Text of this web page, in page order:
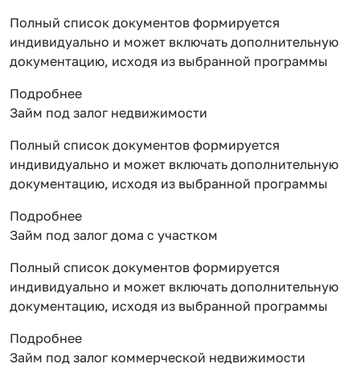
Полный список документов формируется
индивидуально и может включать дополнительную
документацию, исходя из выбранной программы
Подробнее
Займ под залог недвижимости
Полный список документов формируется
индивидуально и может включать дополнительную
документацию, исходя из выбранной программы
Подробнее
Займ под залог дома с участком
Полный список документов формируется
индивидуально и может включать дополнительную
документацию, исходя из выбранной программы
Подробнее
Займ под залог коммерческой недвижимости